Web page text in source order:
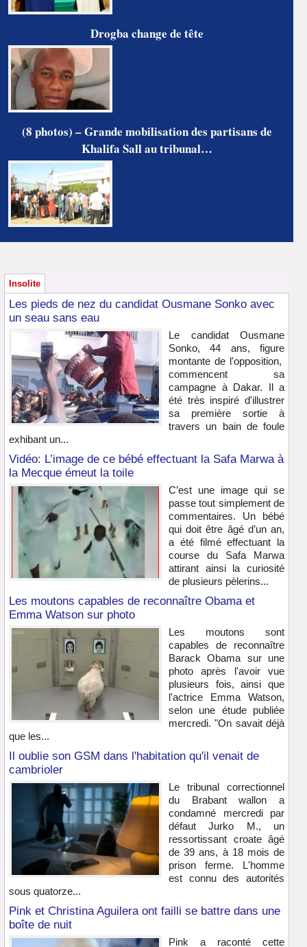
Drogba change de tête
(8 photos) – Grande mobilisation des partisans de
Khalifa Sall au tribunal…
Insolite
Les pieds de nez du candidat Ousmane Sonko avec
un seau sans eau
Le candidat Ousmane
Sonko, 44 ans, figure
montante de l'opposition,
commencent sa
campagne à Dakar. Il a
été très inspiré d'illustrer
sa première sortie à
travers un bain de foule
exhibant un...
Vidéo: L’image de ce bébé effectuant la Safa Marwa à
la Mecque émeut la toile
C’est une image qui se
passe tout simplement de
commentaires. Un bébé
qui doit être âgé d’un an,
a été filmé effectuant la
course du Safa Marwa
attirant ainsi la curiosité
de plusieurs pèlerins...
Les moutons capables de reconnaître Obama et
Emma Watson sur photo
Les moutons sont
capables de reconnaître
Barack Obama sur une
photo après l'avoir vue
plusieurs fois, ainsi que
l'actrice Emma Watson,
selon une étude publiée
mercredi. "On savait déjà
que les...
Il oublie son GSM dans l'habitation qu'il venait de
cambrioler
Le tribunal correctionnel
du Brabant wallon a
condamné mercredi par
défaut Jurko M., un
ressortissant croate âgé
de 39 ans, à 18 mois de
prison ferme. L'homme
est connu des autorités
sous quatorze...
Pink et Christina Aguilera ont failli se battre dans une
boîte de nuit
Pink a raconté cette